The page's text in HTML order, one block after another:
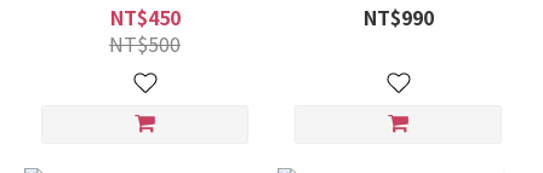
NT$450
NT$500
NT$990